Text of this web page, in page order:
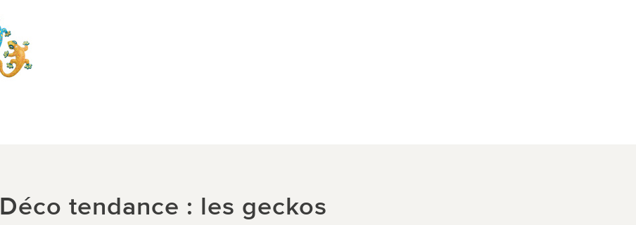
Déco tendance : les geckos